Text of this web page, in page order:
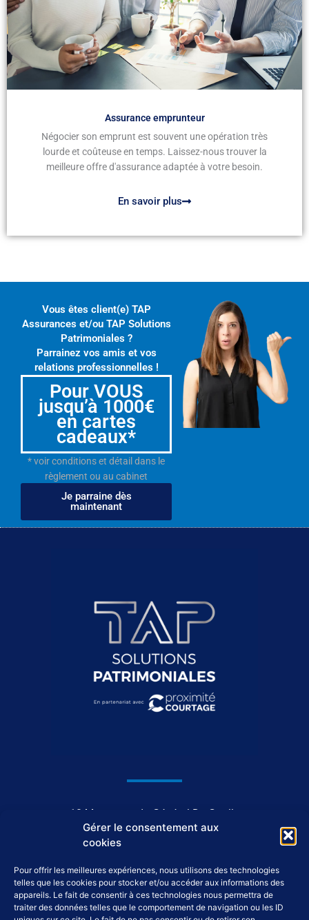
Gérer le consentement aux
cookies
Pour offrir les meilleures expériences, nous utilisons des technologies
telles que les cookies pour stocker et/ou accéder aux informations des
appareils. Le fait de consentir à ces technologies nous permettra de
traiter des données telles que le comportement de navigation ou les ID
Assurance emprunteur
Négocier son emprunt est souvent une opération très
lourde et coûteuse en temps. Laissez-nous trouver la
meilleure offre d'assurance adaptée à votre besoin.
En savoir plus
Vous êtes client(e) TAP
Assurances et/ou TAP Solutions
Patrimoniales ?
Parrainez vos amis et vos
relations professionnelles !
Pour VOUS
jusqu’à 1000€
en cartes
cadeaux*
* voir conditions et détail dans le
règlement ou au cabinet
Je parraine dès
maintenant
1044, avenue du Général De Gaulle
37550 Saint-Avertin
02 46 46 98 98